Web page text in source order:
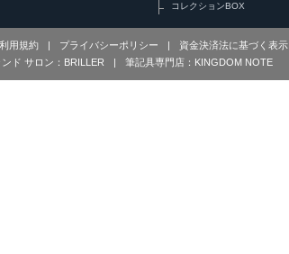
コレクションBOX
用規約 プライバシーポリシー 資金決済法に基づく表示
ド サロン：BRILLER 筆記具専門店：KINGDOM NOTE